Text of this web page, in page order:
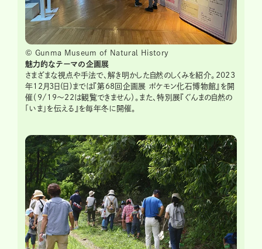
© Gunma Museum of Natural History
魅力的なテーマの企画展
さまざまな視点や手法で、解き明かした自然のしくみを紹介。2023
年12月3日(日)までは『第68回企画展 ポケモン化石博物館』を開
催（9/19～22は観覧できません）。また、特別展『ぐんまの自然の
「いま」を伝える』を毎年冬に開催。